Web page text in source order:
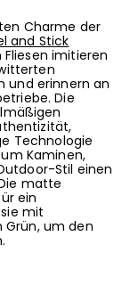
Charme der
and Stick
imitieren
und erinnern an
Die
Technologie
Kaminen,
Stil einen
matte
ein
mit
um den